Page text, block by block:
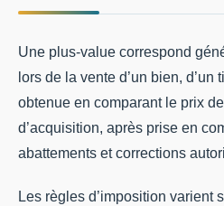
Une plus-value correspond
lors de la vente d’un bien, d’un
obtenue en comparant le prix
d’acquisition, après prise en
abattements et corrections
Les règles d’imposition varient